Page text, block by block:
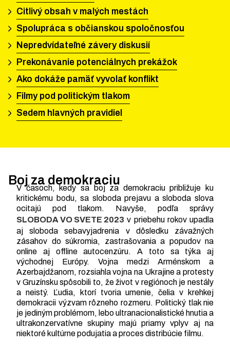
Citlivý obsah v malých mestách
Spolupráca s občianskou spoločnosťou
Nepredvídateľné závery diskusií
Prekonávanie potenciálnych prekážok
Ako dokáže pamäť vyvolať konflikt
Filmy pod politickým tlakom
Sedem hlavných pravidiel
Boj za demokraciu
V časoch, kedy sa boj za demokraciu približuje ku
kritickému bodu, sa sloboda prejavu a sloboda slova
ocitajú pod tlakom. Navyše, podľa správy
SLOBODA VO SVETE 2023 v priebehu rokov upadla
aj sloboda sebavyjadrenia v dôsledku závažných
zásahov do súkromia, zastrašovania a popudov na
online aj offline autocenzúru. A toto sa týka aj
východnej Európy. Vojna medzi Arménskom a
Azerbajdžanom, rozsiahla vojna na Ukrajine a protesty
v Gruzínsku spôsobili to, že život v regiónoch je nestály
a neistý. Ľudia, ktorí tvoria umenie, čelia v krehkej
demokracii výzvam rôzneho rozmeru. Politický tlak nie
je jediným problémom, lebo ultranacionalistické hnutia a
ultrakonzervatívne skupiny majú priamy vplyv aj na
niektoré kultúrne podujatia a proces distribúcie filmu.